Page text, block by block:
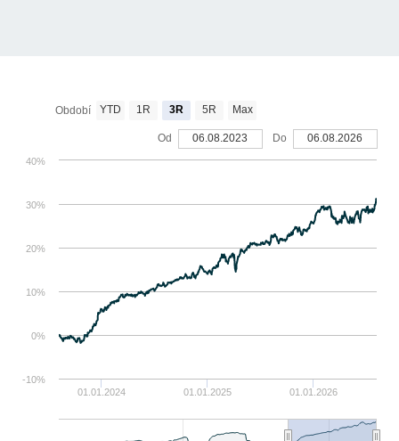
01.01.2024 01.01.2025 01.01.2026
0%
10%
20%
30%
-10%
40%
Období YTD 1R 3R 5R Max
Od 06.08.2023 Do 06.08.2026